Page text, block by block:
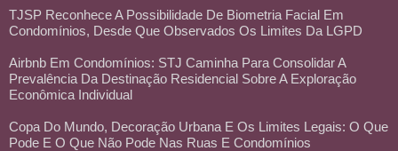
TJSP Reconhece A Possibilidade De Biometria Facial Em
Condomínios, Desde Que Observados Os Limites Da LGPD
Airbnb Em Condomínios: STJ Caminha Para Consolidar A
Prevalência Da Destinação Residencial Sobre A Exploração
Econômica Individual
Copa Do Mundo, Decoração Urbana E Os Limites Legais: O Que
Pode E O Que Não Pode Nas Ruas E Condomínios